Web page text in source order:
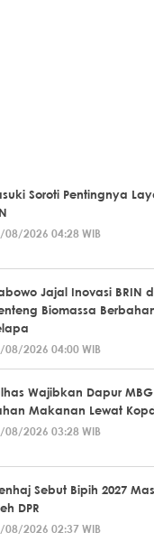
Soroti Pentingnya
08/2026 04:28 WIB
Jajal Inovasi BRIN
Biomassa
08/2026 04:00 WIB
Wajibkan Dapur
Makanan Lewat
08/2026 03:28 WIB
Sebut Bipih 2027
DPR
08/2026 02:37 WIB